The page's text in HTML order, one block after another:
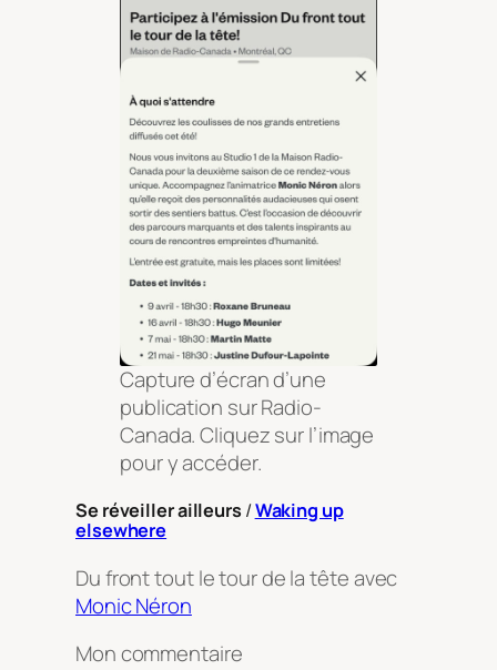
Capture d’écran d’une
publication sur Radio-
Canada. Cliquez sur l’image
pour y accéder.
Se réveiller ailleurs /Waking up
elsewhere
Du front tout le tour de la têteavec
Monic Néron
Mon commentaire